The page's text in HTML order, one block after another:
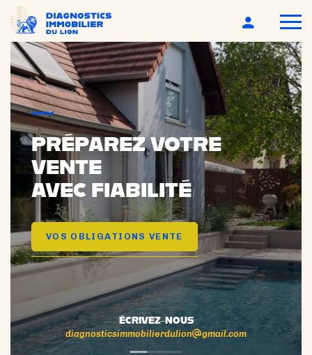
PRÉPAREZ VOTRE
VENTE
AVEC FIABILITÉ
VOS OBLIGATIONS VENTE
ÉCRIVEZ-NOUS
diagnosticsimmobilierdulion gmail.com